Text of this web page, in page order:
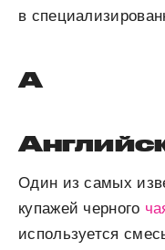
в
А
Один из самых
купажей черного
используется